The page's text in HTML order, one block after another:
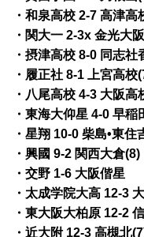
・和泉高校 2-7 高津高
・関大一 2-3x 金光大阪
・摂津高校 8-0 同志社
・履正社 8-1 上宮高校
・八尾高校 4-3 大阪高
・東海大仰星 4-0 早稲
・星翔 10-0 柴島•東
・興國 9-2 関西大倉(8)
・交野 1-6 大阪偕星
・太成学院大高 12-3
・東大阪大柏原 12-2
・近大附 12-3 高槻北